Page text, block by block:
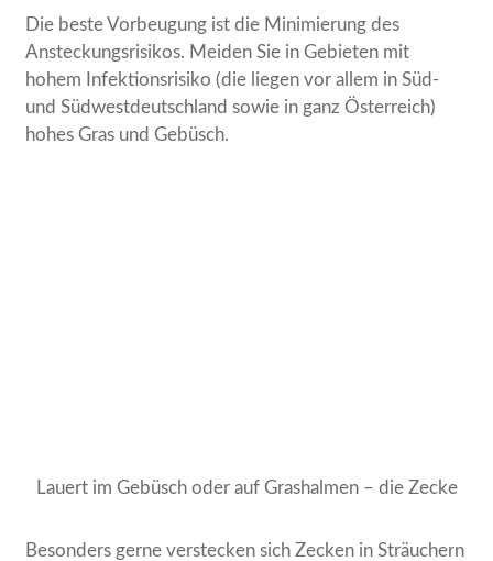
Die beste Vorbeugung ist die Minimierung des
Ansteckungsrisikos. Meiden Sie in Gebieten mit
hohem Infektionsrisiko (die liegen vor allem in Süd-
und Südwestdeutschland sowie in ganz Österreich)
hohes Gras und Gebüsch.
Lauert im Gebüsch oder auf Grashalmen – die Zecke
Besonders gerne verstecken sich Zecken in Sträuchern